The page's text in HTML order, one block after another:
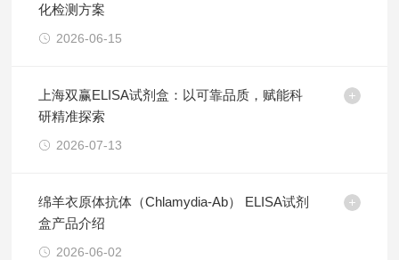
化检测方案
2026-06-15
上海双赢ELISA试剂盒：以可靠品质，赋能科
研精准探索
2026-07-13
绵羊衣原体抗体（Chlamydia-Ab） ELISA试剂
盒产品介绍
2026-06-02